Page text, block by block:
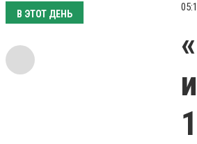
В ЭТОТ ДЕНЬ